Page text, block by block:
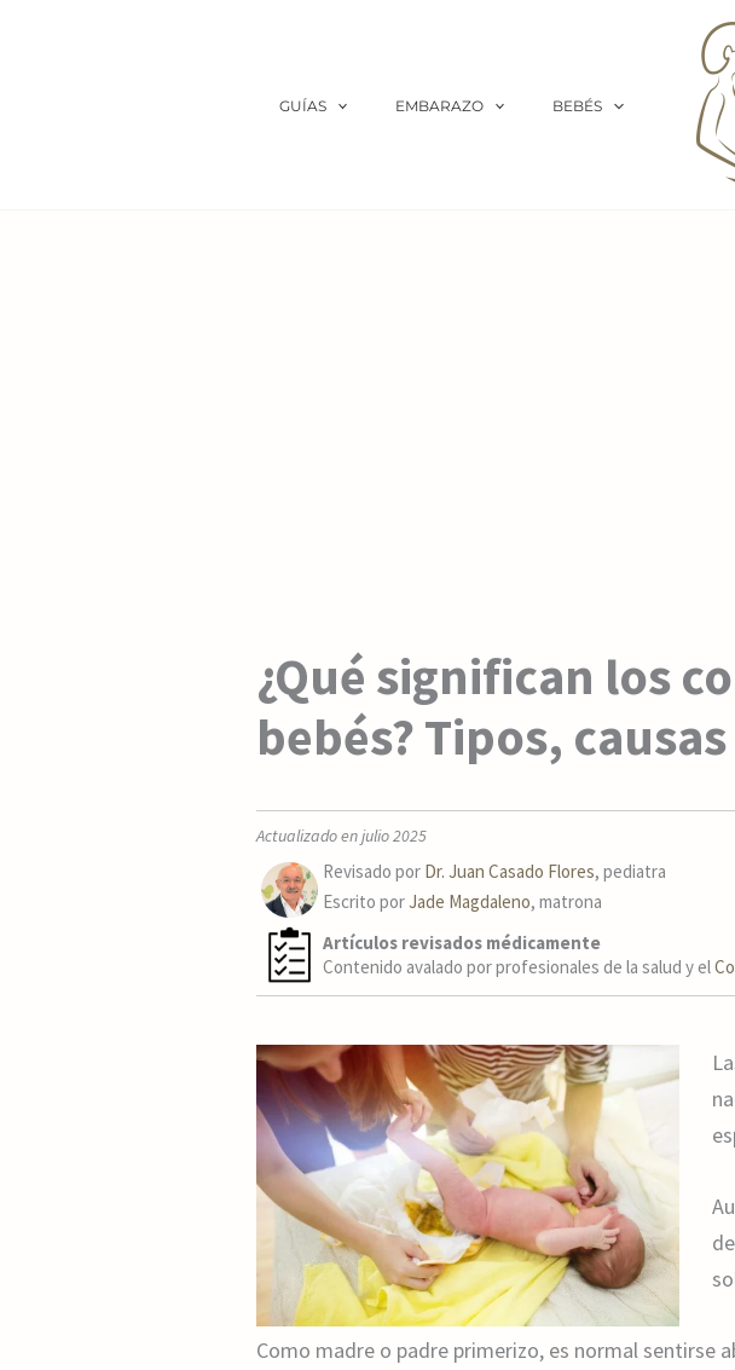
GUÍAS EMBARAZO BEBÉS
¿Qué significan los
bebés? Tipos,
Actualizado en julio 2025
Revisado por Dr. Juan Casado Flores, pediatra
Escrito porJade Magdaleno, matrona
Artículos revisados médicamente
Contenido avalado por profesionales de la salud y el
Como madre o padre primerizo, es normal sentirse